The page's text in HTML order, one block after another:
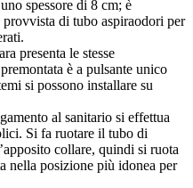
spessore di 8 cm; è
di tubo aspiraodori per
presenta le stesse
è a pulsante unico
si possono installare su
al sanitario si effettua
Si fa ruotare il tubo di
collare, quindi si ruota
nella posizione più idonea per